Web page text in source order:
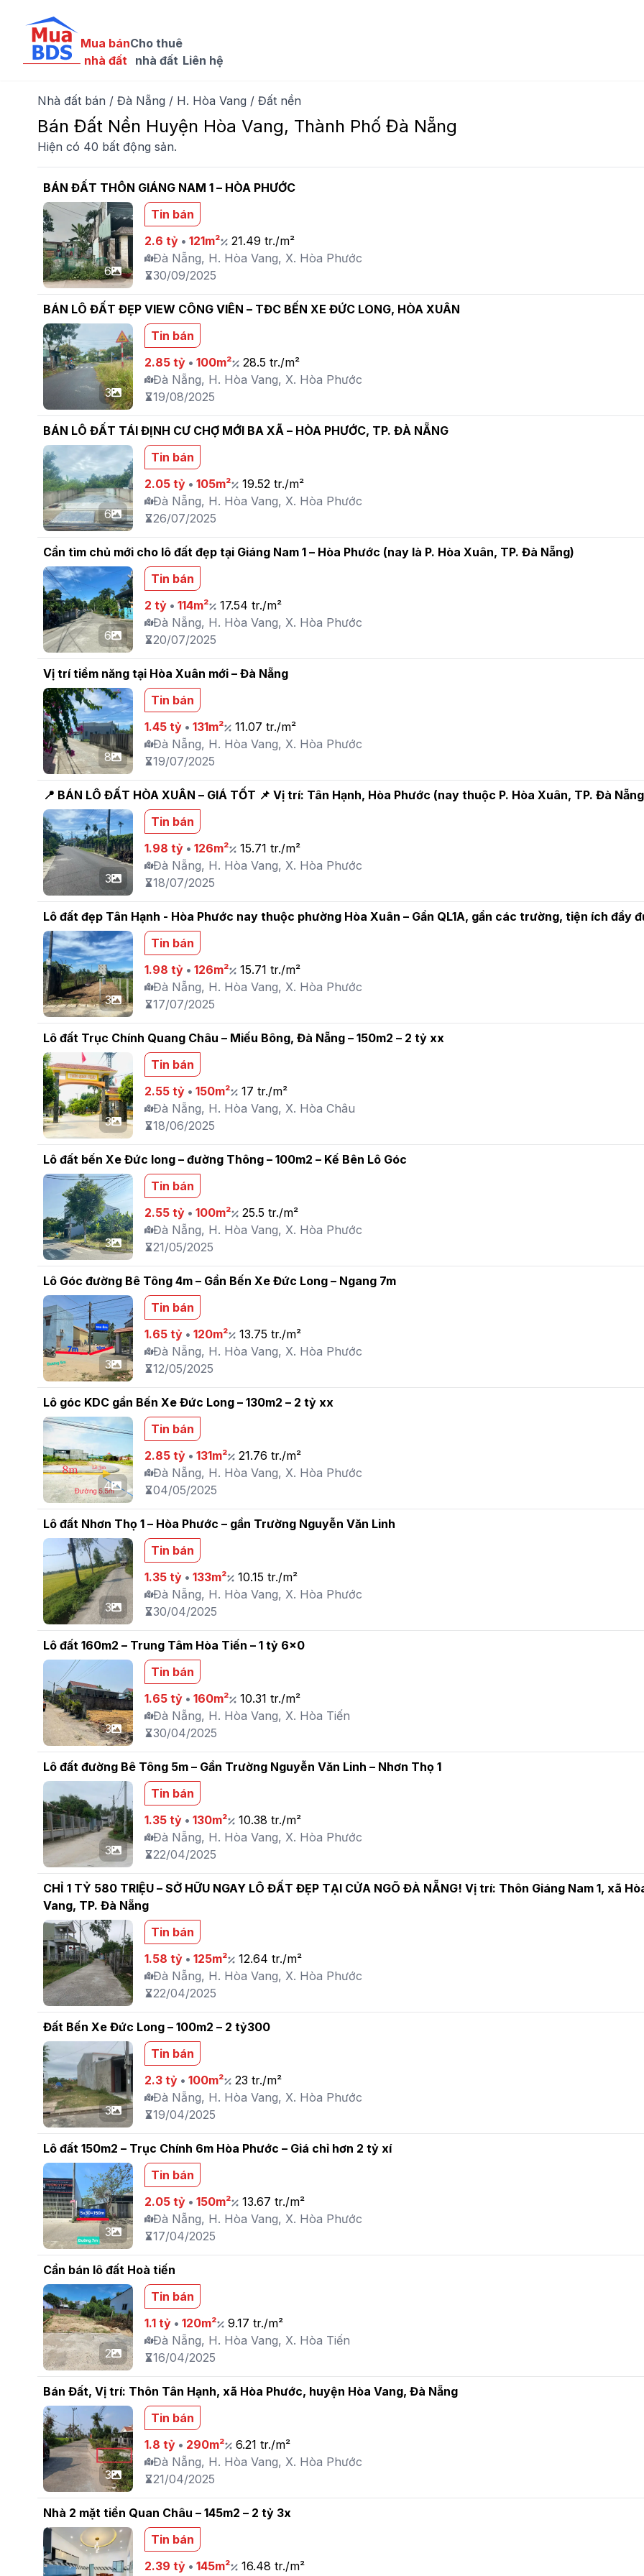
Mua bán
nhà đất
Cho thuê
nhà đất Liên hệ
Nhà đất bán / Đà Nẵng / H. Hòa Vang / Đất nền
Bán Đất Nền Huyện Hòa Vang, Thành Phố Đà Nẵng
Hiện có 40 bất động sản.
BÁN ĐẤT THÔN GIÁNG NAM 1 – HÒA PHƯỚC
6
Tin bán
2.6 tỷ •121m²
21.49 tr./m²
Đà Nẵng, H. Hòa Vang, X. Hòa Phước
30/09/2025
BÁN LÔ ĐẤT ĐẸP VIEW CÔNG VIÊN – TĐC BẾN XE ĐỨC LONG, HÒA XUÂN
3
Tin bán
2.85 tỷ •100m²
28.5 tr./m²
Đà Nẵng, H. Hòa Vang, X. Hòa Phước
19/08/2025
BÁN LÔ ĐẤT TÁI ĐỊNH CƯ CHỢ MỚI BA XÃ – HÒA PHƯỚC, TP. ĐÀ NẴNG
6
Tin bán
2.05 tỷ •105m²
19.52 tr./m²
Đà Nẵng, H. Hòa Vang, X. Hòa Phước
26/07/2025
Cần tìm chủ mới cho lô đất đẹp tại Giáng Nam 1 – Hòa Phước (nay là P. Hòa Xuân, TP. Đà Nẵng)
6
Tin bán
2 tỷ •114m²
17.54 tr./m²
Đà Nẵng, H. Hòa Vang, X. Hòa Phước
20/07/2025
Vị trí tiềm năng tại Hòa Xuân mới – Đà Nẵng
8
Tin bán
1.45 tỷ •131m²
11.07 tr./m²
Đà Nẵng, H. Hòa Vang, X. Hòa Phước
19/07/2025
📍 BÁN LÔ ĐẤT HÒA XUÂN – GIÁ TỐT 📌 Vị trí: Tân Hạnh, Hòa Phước (nay thuộc P. Hòa Xuân, TP. Đà
3
Tin bán
1.98 tỷ •126m²
15.71 tr./m²
Đà Nẵng, H. Hòa Vang, X. Hòa Phước
18/07/2025
Lô đất đẹp Tân Hạnh - Hòa Phước nay thuộc phường Hòa Xuân – Gần QL1A, gần các trường, tiện ích đầy
3
Tin bán
1.98 tỷ •126m²
15.71 tr./m²
Đà Nẵng, H. Hòa Vang, X. Hòa Phước
17/07/2025
Lô đất Trục Chính Quang Châu – Miếu Bông, Đà Nẵng – 150m2 – 2 tỷ xx
3
Tin bán
2.55 tỷ •150m²
17 tr./m²
Đà Nẵng, H. Hòa Vang, X. Hòa Châu
18/06/2025
Lô đất bến Xe Đức long – đường Thông – 100m2 – Kế Bên Lô Góc
3
Tin bán
2.55 tỷ •100m²
25.5 tr./m²
Đà Nẵng, H. Hòa Vang, X. Hòa Phước
21/05/2025
Lô Góc đường Bê Tông 4m – Gần Bến Xe Đức Long – Ngang 7m
3
Tin bán
1.65 tỷ •120m²
13.75 tr./m²
Đà Nẵng, H. Hòa Vang, X. Hòa Phước
12/05/2025
Lô góc KDC gần Bến Xe Đức Long – 130m2 – 2 tỷ xx
4
Tin bán
2.85 tỷ •131m²
21.76 tr./m²
Đà Nẵng, H. Hòa Vang, X. Hòa Phước
04/05/2025
Lô đất Nhơn Thọ 1 – Hòa Phước – gần Trường Nguyễn Văn Linh
3
Tin bán
1.35 tỷ •133m²
10.15 tr./m²
Đà Nẵng, H. Hòa Vang, X. Hòa Phước
30/04/2025
Lô đất 160m2 – Trung Tâm Hòa Tiến – 1 tỷ 6x0
3
Tin bán
1.65 tỷ •160m²
10.31 tr./m²
Đà Nẵng, H. Hòa Vang, X. Hòa Tiến
30/04/2025
Lô đất đường Bê Tông 5m – Gần Trường Nguyễn Văn Linh – Nhơn Thọ 1
3
Tin bán
1.35 tỷ •130m²
10.38 tr./m²
Đà Nẵng, H. Hòa Vang, X. Hòa Phước
22/04/2025
CHỈ 1 TỶ 580 TRIỆU – SỞ HỮU NGAY LÔ ĐẤT ĐẸP TẠI CỬA NGÕ ĐÀ NẴNG! Vị trí: Thôn Giáng Nam 1, xã
Vang, TP. Đà Nẵng
Tin bán
1.58 tỷ •125m²
12.64 tr./m²
Đà Nẵng, H. Hòa Vang, X. Hòa Phước
22/04/2025
Đất Bến Xe Đức Long – 100m2 – 2 tỷ300
3
Tin bán
2.3 tỷ •100m²
23 tr./m²
Đà Nẵng, H. Hòa Vang, X. Hòa Phước
19/04/2025
Lô đất 150m2 – Trục Chính 6m Hòa Phước – Giá chỉ hơn 2 tỷ xí
3
Tin bán
2.05 tỷ •150m²
13.67 tr./m²
Đà Nẵng, H. Hòa Vang, X. Hòa Phước
17/04/2025
Cần bán lô đất Hoà tiến
2
Tin bán
1.1 tỷ •120m²
9.17 tr./m²
Đà Nẵng, H. Hòa Vang, X. Hòa Tiến
16/04/2025
Bán Đất, Vị trí: Thôn Tân Hạnh, xã Hòa Phước, huyện Hòa Vang, Đà Nẵng
3
Tin bán
1.8 tỷ • 290m²
6.21 tr./m²
Đà Nẵng, H. Hòa Vang, X. Hòa Phước
21/04/2025
Nhà 2 mặt tiền Quan Châu – 145m2 – 2 tỷ 3x
Tin bán
2.39 tỷ •145m² 16.48 tr./m²